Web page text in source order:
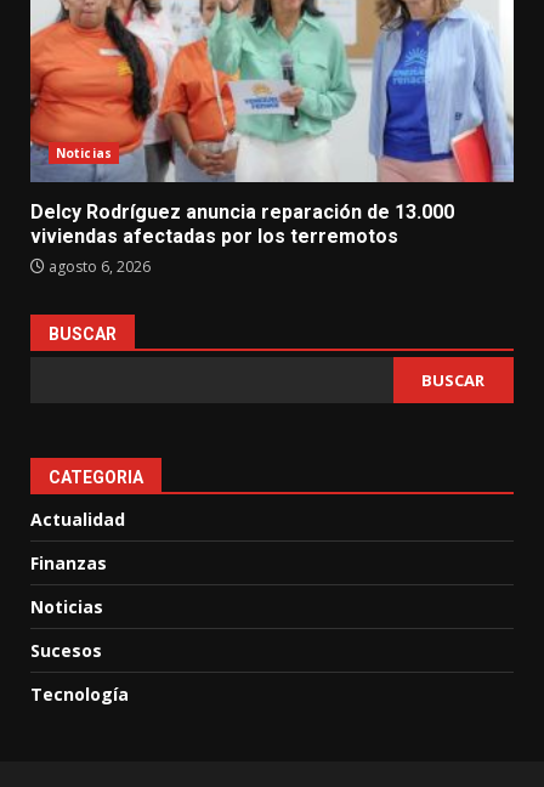
Noticias
Delcy Rodríguez anuncia reparación de 13.000
viviendas afectadas por los terremotos
agosto 6, 2026
BUSCAR
BUSCAR
CATEGORIA
Actualidad
Finanzas
Noticias
Sucesos
Tecnología